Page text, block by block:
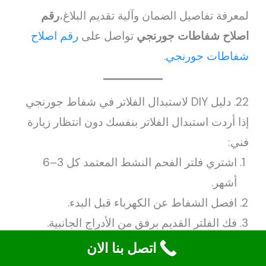
لمعرفة تفاصيل الضمان وآلية تقديم البلاغ،رقم
اصلاح شفاطات جورنجي تواصل على رقم اصلاح
شفاطات جورنجي.
22. دليل DIY لاستبدال الفلاتر في شفاط جورنجي
إذا أردت استبدال الفلاتر بنفسك دون انتظار زيارة
فني:
اشتري فلتر الفحم النشط المعتمد كل 3–6
أشهر.
افصل الشفاط عن الكهرباء قبل البدء.
فك الفلتر القديم برفق من الأدراج الجانبية.
نظف مكان الفلتر بماء وصابون ثم جففه.
اتصل بنا الان